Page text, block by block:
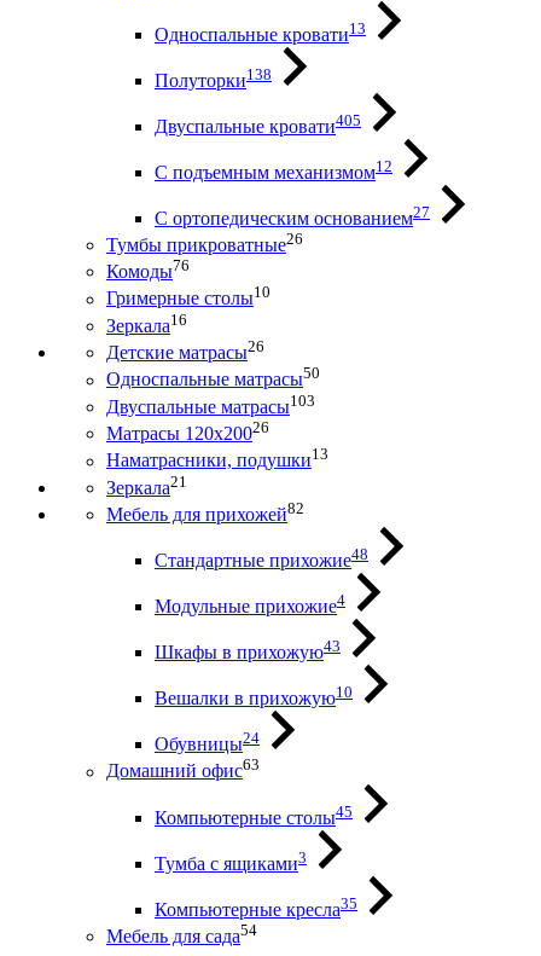
Односпальные кровати13
Полуторки138
Двуспальные кровати405
С подъемным механизмом12
С ортопедическим основанием27
Тумбы прикроватные26
Комоды76
Гримерные столы10
Зеркала16
Детские матрасы26
Односпальные матрасы50
Двуспальные матрасы103
Матрасы 120х20026
Наматрасники, подушки13
Зеркала21
Мебель для прихожей82
Стандартные прихожие48
Модульные прихожие4
Шкафы в прихожую43
Вешалки в прихожую10
Обувницы24
Домашний офис63
Компьютерные столы45
Тумба с ящиками3
Компьютерные кресла35
Мебель для сада54